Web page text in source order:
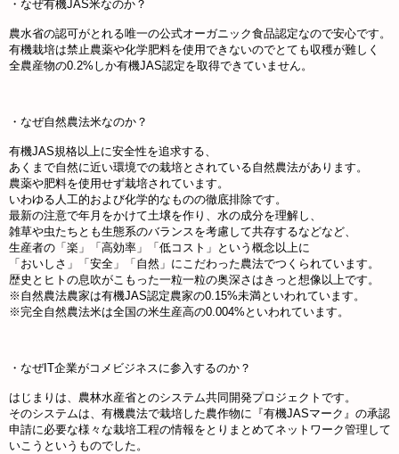
・なぜ有機JAS米なのか？
農水省の認可がとれる唯一の公式オーガニック食品認定なので安心です。
有機栽培は禁止農薬や化学肥料を使用できないのでとても収穫が難しく
全農産物の0.2%しか有機JAS認定を取得できていません。
・なぜ自然農法米なのか？
有機JAS規格以上に安全性を追求する、
あくまで自然に近い環境での栽培とされている自然農法があります。
農薬や肥料を使用せず栽培されています。
いわゆる人工的および化学的なものの徹底排除です。
最新の注意で年月をかけて土壌を作り、水の成分を理解し、
雑草や虫たちとも生態系のバランスを考慮して共存するなどなど、
生産者の「楽」「高効率」「低コスト」という概念以上に
「おいしさ」「安全」「自然」にこだわった農法でつくられています。
歴史とヒトの息吹がこもった一粒一粒の奥深さはきっと想像以上です。
※自然農法農家は有機JAS認定農家の0.15%未満といわれています。
※完全自然農法米は全国の米生産高の0.004%といわれています。
・なぜIT企業がコメビジネスに参入するのか？
はじまりは、農林水産省とのシステム共同開発プロジェクトです。
そのシステムは、有機農法で栽培した農作物に『有機JASマーク』の承認
申請に必要な様々な栽培工程の情報をとりまとめてネットワーク管理して
いこうというものでした。